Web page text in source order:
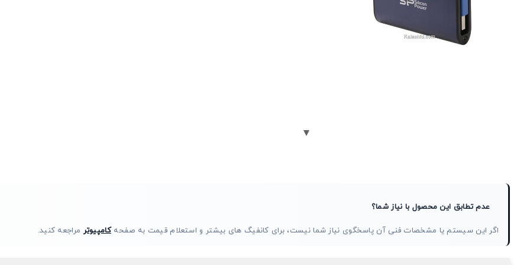
عدم تطابق این محصول با نیاز شما؟
اگر این سیستم یا مشخصات فنی آن پاسخگوی نیاز شما نیست، برای کانفیگ های بیشتر و استعلام قیمت به صفحهکامپیوتر مراجعه کنید.